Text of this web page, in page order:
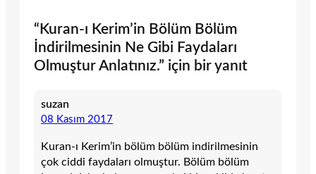
“Kuran-ı Kerim’in Bölüm Bölüm
İndirilmesinin Ne Gibi Faydaları
Olmuştur Anlatınız.” için bir yanıt
suzan
08 Kasım 2017
Kuran-ı Kerim’in bölüm bölüm indirilmesinin
çok ciddi faydaları olmuştur. Bölüm bölüm